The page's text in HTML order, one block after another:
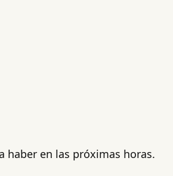
haber en las próximas horas.